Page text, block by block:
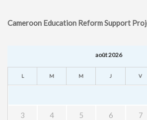
Cameroon Education Reform Support
août 2026
L M M J V
3 4 5 6 7